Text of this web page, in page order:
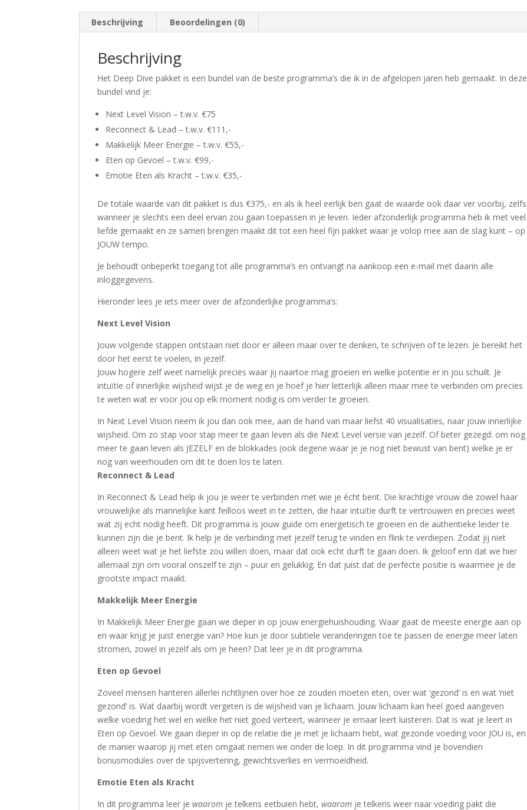
Beschrijving Beoordelingen (0)
Beschrijving
Het Deep Dive pakket is een bundel van de beste programma’s die ik in de afgelopen jaren heb gemaakt. In deze
bundel vind je:
Next Level Vision – t.w.v. €75
Reconnect & Lead – t.w.v. €111,-
Makkelijk Meer Energie – t.w.v. €55,-
Eten op Gevoel – t.w.v. €99,-
Emotie Eten als Kracht – t.w.v. €35,-
De totale waarde van dit pakket is dus €375,- en als ik heel eerlijk ben gaat de waarde ook daar ver voorbij, zelfs
wanneer je slechts een deel ervan zou gaan toepassen in je leven. Ieder afzonderlijk programma heb ik met veel
liefde gemaakt en ze samen brengen maakt dit tot een heel fijn pakket waar je volop mee aan de slag kunt – op
JOUW tempo.
Je behoudt onbeperkt toegang tot alle programma’s en ontvangt na aankoop een e-mail met daarin alle
inloggegevens.
Hieronder lees je iets meer over de afzonderlijke programma’s:
Next Level Vision
Jouw volgende stappen ontstaan niet door er alleen maar over te denken, te schrijven of te lezen. Je bereikt het
door het eerst te voelen, in jezelf.
Jouw hogere zelf weet namelijk precies waar jij naartoe mag groeien en welke potentie er in jou schuilt. Je
intuïtie of innerlijke wijsheid wijst je de weg en je hoef je hier letterlijk alleen maar mee te verbinden om precies
te weten wat er voor jou op elk moment nodig is om verder te groeien.
In Next Level Vision neem ik jou dan ook mee, aan de hand van maar liefst 40 visualisaties, naar jouw innerlijke
wijsheid. Om zo stap voor stap meer te gaan leven als die Next Level versie van jezelf. Of beter gezegd: om nog
meer te gaan leven als JEZELF en de blokkades (ook degene waar je je nog niet bewust van bent) welke je er
nog van weerhouden om dit te doen los te laten.
Reconnect & Lead
In Reconnect & Lead help ik jou je weer te verbinden met wie je écht bent. Die krachtige vrouw die zowel haar
vrouwelijke als mannelijke kant feilloos weet in te zetten, die haar intuïtie durft te vertrouwen en precies weet
wat zij echt nodig heeft. Dit programma is jouw guide om energetisch te groeien en de authentieke leider te
kunnen zijn die je bent. Ik help je de verbinding met jezelf terug te vinden en flink te verdiepen. Zodat jij niet
alleen weet wat je het liefste zou willen doen, maar dat ook echt durft te gaan doen. Ik geloof erin dat we hier
allemaal zijn om vooral onszelf te zijn – puur en gelukkig. En dat juist dat de perfecte positie is waarmee je de
grootste impact maakt.
Makkelijk Meer Energie
In Makkelijk Meer Energie gaan we dieper in op jouw energiehuishouding. Waar gaat de meeste energie aan op
en waar krijg je juist energie van? Hoe kun je door subtiele veranderingen toe te passen de energie meer laten
stromen, zowel in jezelf als om je heen? Dat leer je in dit programma.
Eten op Gevoel
Zoveel mensen hanteren allerlei richtlijnen over hoe ze zouden moeten eten, over wat ‘gezond’ is en wat ‘niet
gezond’ is. Wat daarbij wordt vergeten is de wijsheid van je lichaam. Jouw lichaam kan heel goed aangeven
welke voeding het wel en welke het niet goed verteert, wanneer je ernaar leert luisteren. Dat is wat je leert in
Eten op Gevoel. We gaan dieper in op de relatie die je met je lichaam hebt, wat gezonde voeding voor JOU is, en
de manier waarop jij met eten omgaat nemen we onder de loep. In dit programma vind je bovendien
bonusmodules over de spijsvertering, gewichtsverlies en vermoeidheid.
Emotie Eten als Kracht
In dit programma leer jewaarom je telkens eetbuien hebt,waarom je telkens weer naar voeding pakt die